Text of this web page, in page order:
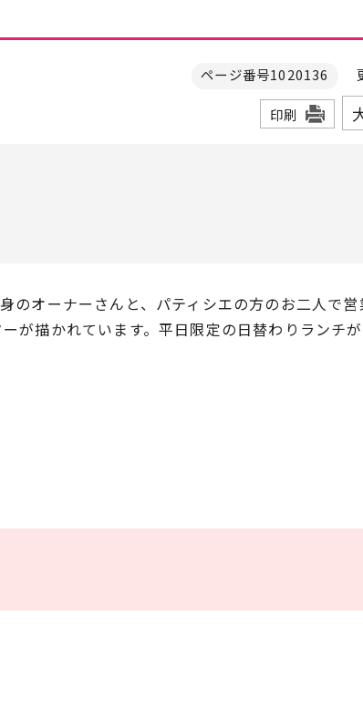
ページ番号1020136
印刷
オーナーさんと、パティシエの方のお二人で
が描かれています。平日限定の日替わりランチ